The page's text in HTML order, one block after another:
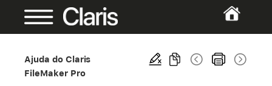
Ajuda do Claris
FileMaker Pro